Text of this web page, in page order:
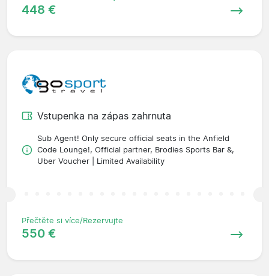
448 €
Vstupenka na zápas zahrnuta
Sub Agent! Only secure official seats in the Anfield
Code Lounge!, Official partner, Brodies Sports Bar &,
Uber Voucher | Limited Availability
Přečtěte si více/Rezervujte
550 €